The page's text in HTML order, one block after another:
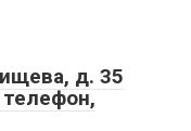
д. 35